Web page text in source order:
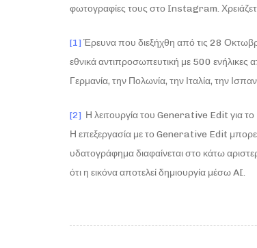
φωτογραφίες τους στο Instagram.
[1] Έρευνα που διεξήχθη από τις 28
εθνικά αντιπροσωπευτική με 500 ενήλικες
Γερμανία, την Πολωνία, την Ιταλία, την
[2] Η λειτουργία του Generative Edit για
Η επεξεργασία με το Generative Edit
υδατογράφημα διαφαίνεται στο κάτω
ότι η εικόνα αποτελεί δημιουργία μέσω AI.